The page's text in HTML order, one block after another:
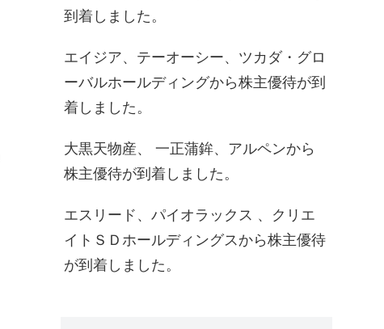
到着しました。
エイジア、テーオーシー、ツカダ・グロ
ーバルホールディングから株主優待が到
着しました。
大黒天物産、 一正蒲鉾、アルペンから
株主優待が到着しました。
エスリード、パイオラックス 、クリエ
イトＳＤホールディングスから株主優待
が到着しました。